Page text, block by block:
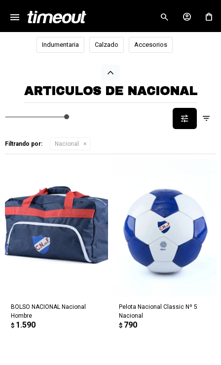
menu
Indumentaria Calzado Accesorios
ARTICULOS DE NACIONAL
Filtrando por: Nacional
BOLSO NACIONAL Nacional
Hombre
$ 1.590
Pelota Nacional Classic Nº 5
Nacional
$ 790